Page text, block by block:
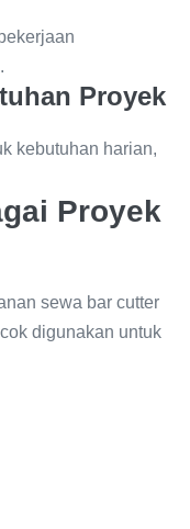
Proyek
kebutuhan harian,
Proyek
sewa bar cutter
digunakan untuk